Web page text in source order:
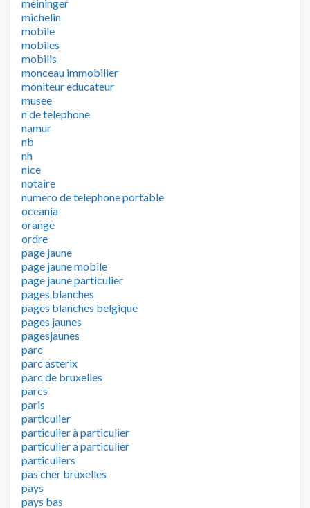
meininger
michelin
mobile
mobiles
mobilis
monceau immobilier
moniteur educateur
musee
n de telephone
namur
nb
nh
nice
notaire
numero de telephone portable
oceania
orange
ordre
page jaune
page jaune mobile
page jaune particulier
pages blanches
pages blanches belgique
pages jaunes
pagesjaunes
parc
parc asterix
parc de bruxelles
parcs
paris
particulier
particulier à particulier
particulier a particulier
particuliers
pas cher bruxelles
pays
pays bas